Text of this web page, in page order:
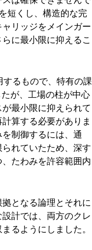
短くし、構造的な完
リッジをメインガー
に最小限に抑えるこ
るもので、特有の課
が、工場の柱が中心
最小限に抑えられて
算する必要がありま
制御するには、通
れていたため、深す
たわみを許容範囲内
となる論理とそれに
計では、両方のクレ
るようにしました。